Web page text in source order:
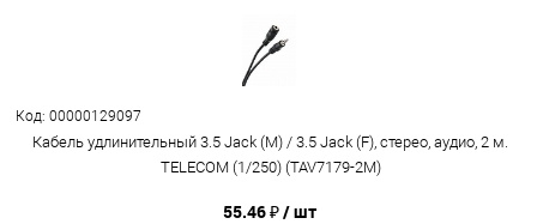
Код: 00000129097
Кабель удлинительный 3.5 Jack (M) / 3.5 Jack (F), стерео, аудио, 2 м.
TELECOM (1/250) (TAV7179-2M)
55.46 ₽/ шт